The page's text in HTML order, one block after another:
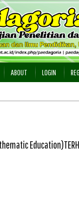
ABOUT LOGIN